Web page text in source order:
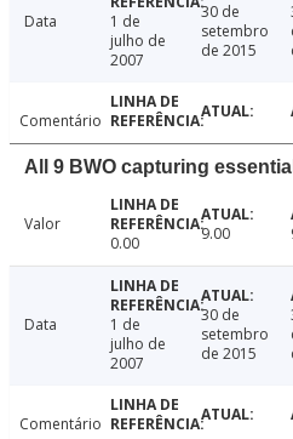
Data
1 de
julho de
2007
30 de
setembro
de 2015
Comentário
All 9 BWO capturing
Valor
0.00
9.00
Data
1 de
julho de
2007
30 de
setembro
de 2015
Comentário